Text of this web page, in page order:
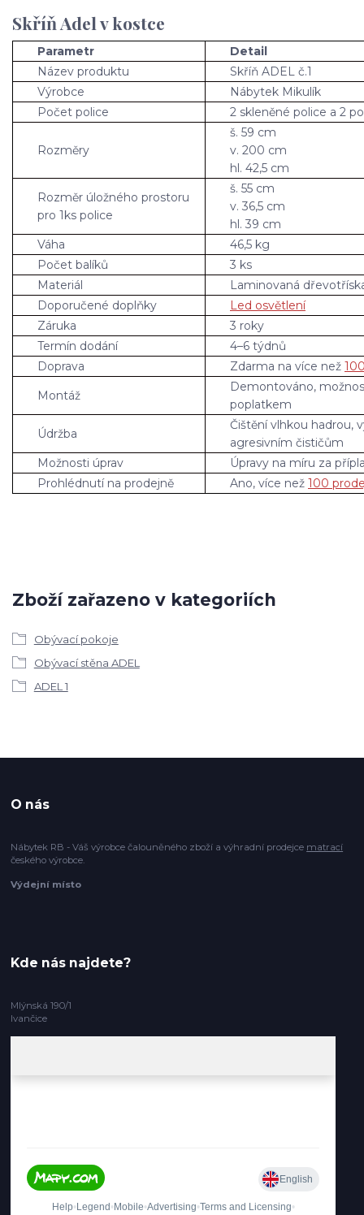
Skříň Adel v kostce
Parametr
Detail
Název produktu
Skříň ADEL č.1
Výrobce
Nábytek Mikulík
Počet police
2 skleněné police a 2
Rozměry
š. 59 cm
v. 200 cm
hl. 42,5 cm
Rozměr úložného prostoru
pro 1ks police
š. 55 cm
v. 36,5 cm
hl. 39 cm
Váha
46,5 kg
Počet balíků
3 ks
Materiál
Laminovaná
Doporučené doplňky
Led osvětlení
Záruka
3 roky
Termín dodání
4–6 týdnů
Doprava
Zdarma na více než
Montáž
Demontováno,
poplatkem
Údržba
Čištění vlhkou hadrou,
agresivním čističům
Možnosti úprav
Úpravy na míru za
Prohlédnutí na prodejně
Ano, více než 100
Zboží zařazeno v kategoriích
Obývací pokoje
Obývací stěna ADEL
ADEL 1
O nás
Nábytek RB - Váš výrobce čalouněného zboží a výhradní prodejce matrací
českého výrobce.
Výdejní místo
Kde nás najdete?
Mlýnská 190/1
Ivančice